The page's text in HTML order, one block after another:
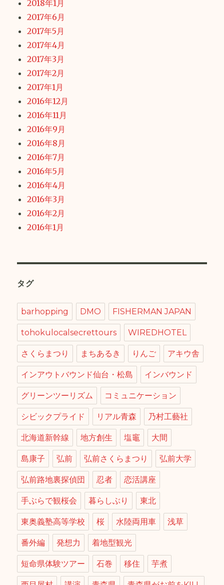
2018年1月
2017年6月
2017年5月
2017年4月
2017年3月
2017年2月
2017年1月
2016年12月
2016年11月
2016年9月
2016年8月
2016年7月
2016年5月
2016年4月
2016年3月
2016年2月
2016年1月
タグ
barhopping DMO FISHERMAN JAPAN
tohokulocalsecrettours WIREDHOTEL
さくらまつり まちあるき りんご アキウ舎
インアウトバウンド仙台・松島 インバウンド
グリーンツーリズム コミュニケーション
シビックプライド リアル青森 乃村工藝社
北海道新幹線 地方創生 塩竈 大間
島康子 弘前 弘前さくらまつり 弘前大学
弘前路地裏探偵団 忍者 恋活講座
手ぶらで観桜会 暮らしぶり 東北
東奥義塾高等学校 桜 水陸両用車 浅草
番外編 発想力 着地型観光
短命県体験ツアー 石巻 移住 芋煮